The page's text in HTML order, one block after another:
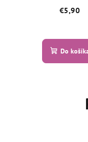
€5,90
je
Do